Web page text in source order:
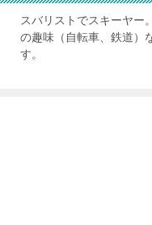
スバリストでスキーヤー
の趣味（自転車、鉄道）
す。